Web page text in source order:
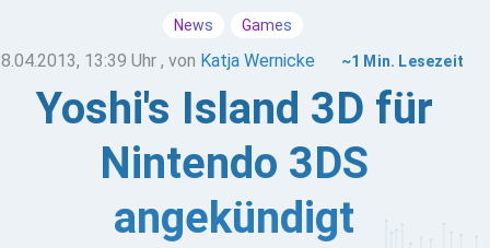
News Games
13:39 Uhr , von Katja Wernicke ~1 Min. Lesezeit
Yoshi's Island 3D für
Nintendo 3DS
angekündigt